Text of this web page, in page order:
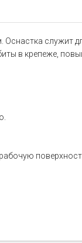
Оснастка служит
в крепеже,